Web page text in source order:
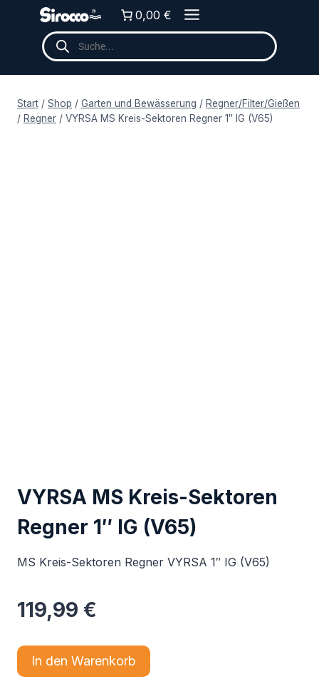
springen
0,00 €
Products
search
Start / Shop / Garten und Bewässerung / Regner/Filter/Gießen
/ Regner / VYRSA MS Kreis-Sektoren Regner 1″ IG (V65)
VYRSA MS Kreis-Sektoren
Regner 1″ IG (V65)
MS Kreis-Sektoren Regner VYRSA 1″ IG (V65)
119,99 €
In den Warenkorb